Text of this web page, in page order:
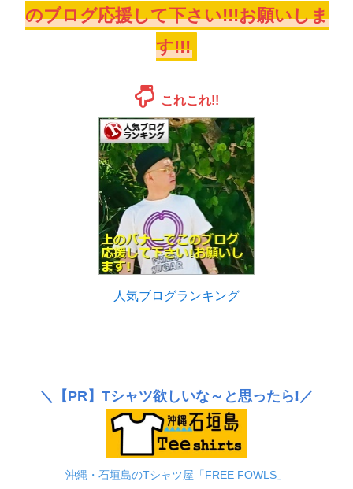
のブログ応援して下さい!!!お願いしま
す!!!
これこれ!!
人気ブログランキング
＼ 【PR】 Tシャツ欲しいな～と思ったら!／
沖縄・石垣島のTシャツ屋「FREE FOWLS」